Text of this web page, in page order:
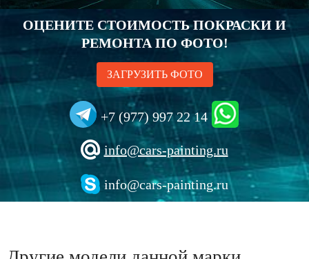
ОЦЕНИТЕ СТОИМОСТЬ ПОКРАСКИ И
РЕМОНТА ПО ФОТО!
ЗАГРУЗИТЬ ФОТО
+7 (977) 997 22 14
info@cars-painting.ru
info@cars-painting.ru